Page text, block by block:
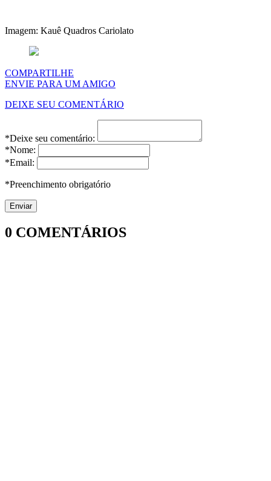
Imagem: Kauê Quadros Cariolato
COMPARTILHE
ENVIE PARA UM AMIGO
DEIXE SEU COMENTÁRIO
*Deixe seu comentário:
*Nome:
*Email:
*Preenchimento obrigatório
0 COMENTÁRIOS